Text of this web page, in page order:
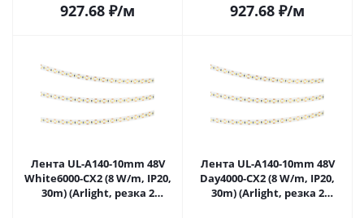
927.68 ₽/м 927.68 ₽/м
Лента UL-A140-10mm 48V
White6000-CX2 (8 W/m, IP20,
30m) (Arlight, резка 2
Лента UL-A140-10mm 48V
Day4000-CX2 (8 W/m, IP20,
30m) (Arlight, резка 2